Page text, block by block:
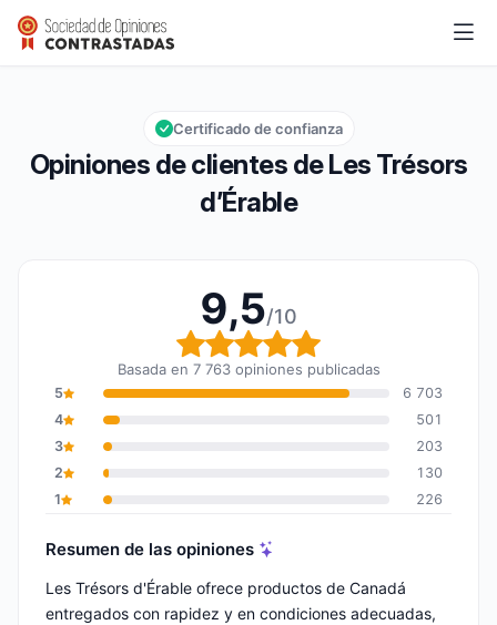
Les Trésors d’Érable
Calificación global: 9,5 de 10
9,5/10
Opiniones de clientes de Les Trésors
d’Érable
Certificado de confianza
9,5/10
Calificación global: 9,5
Basada en 7 763 opiniones publicadas
5
6 703
4
501
3
203
2
130
1
226
Resumen de las opiniones
Les Trésors d'Érable ofrece productos de Canadá
entregados con rapidez y en condiciones adecuadas,